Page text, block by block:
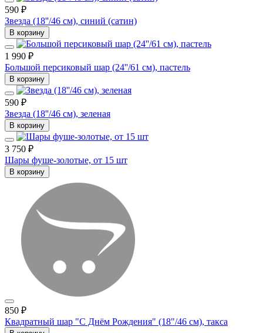
590 ₽
Звезда (18''/46 см), синий (сатин)
В корзину
1 990 ₽
Большой персиковый шар (24''/61 см), пастель
В корзину
590 ₽
Звезда (18''/46 см), зеленая
В корзину
3 750 ₽
Шары фуше-золотые, от 15 шт
В корзину
850 ₽
Квадратный шар "С Днём Рождения" (18"/46 см), такса